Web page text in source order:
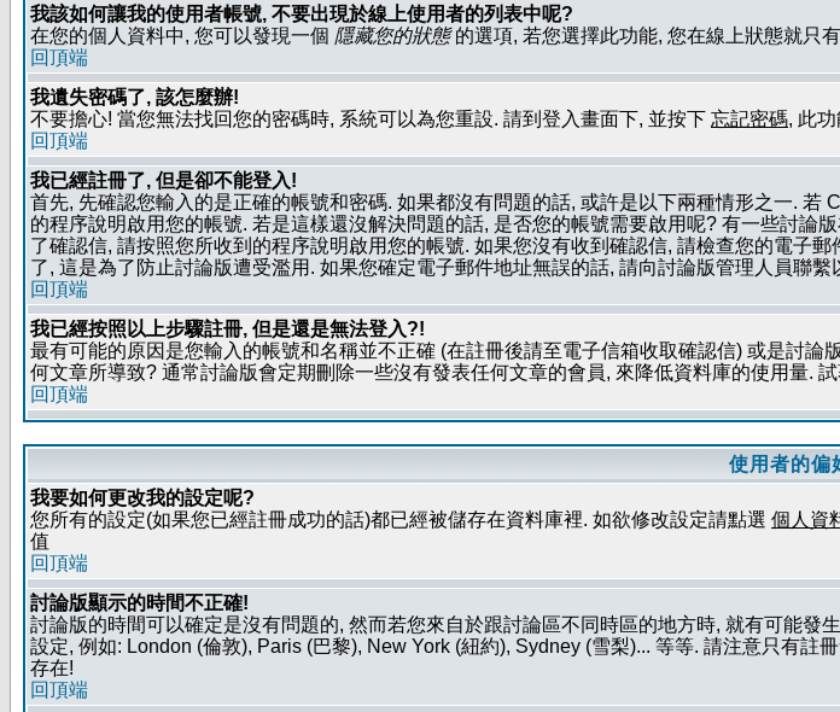
我該如何讓我的使用者帳號, 不要出現於線上使用者的列表中呢?
在您的個人資料中, 您可以發現一個 隱藏您的狀態的選項, 若您選擇此功能, 您在線上狀態就只
回頂端
我遺失密碼了, 該怎麼辦!
不要擔心! 當您無法找回您的密碼時, 系統可以為您重設. 請到登入畫面下, 並按下 忘記密碼, 此
回頂端
我已經註冊了, 但是卻不能登入!
首先, 先確認您輸入的是正確的帳號和密碼. 如果都沒有問題的話, 或許是以下兩種情形之一. 若
的程序說明啟用您的帳號. 若是這樣還沒解決問題的話, 是否您的帳號需要啟用呢? 有一些討論
了確認信, 請按照您所收到的程序說明啟用您的帳號. 如果您沒有收到確認信, 請檢查您的電子
了, 這是為了防止討論版遭受濫用. 如果您確定電子郵件地址無誤的話, 請向討論版管理人員聯繫
回頂端
我已經按照以上步驟註冊, 但是還是無法登入?!
最有可能的原因是您輸入的帳號和名稱並不正確 (在註冊後請至電子信箱收取確認信) 或是討
何文章所導致? 通常討論版會定期刪除一些沒有發表任何文章的會員, 來降低資料庫的使用量.
回頂端
使用者的偏
我要如何更改我的設定呢?
您所有的設定(如果您已經註冊成功的話)都已經被儲存在資料庫裡. 如欲修改設定請點選 個人資
值
回頂端
討論版顯示的時間不正確!
討論版的時間可以確定是沒有問題的, 然而若您來自於跟討論區不同時區的地方時, 就有可能
設定, 例如: London (倫敦), Paris (巴黎), New York (紐約), Sydney (雪梨)... 等等. 請注意只有
存在!
回頂端